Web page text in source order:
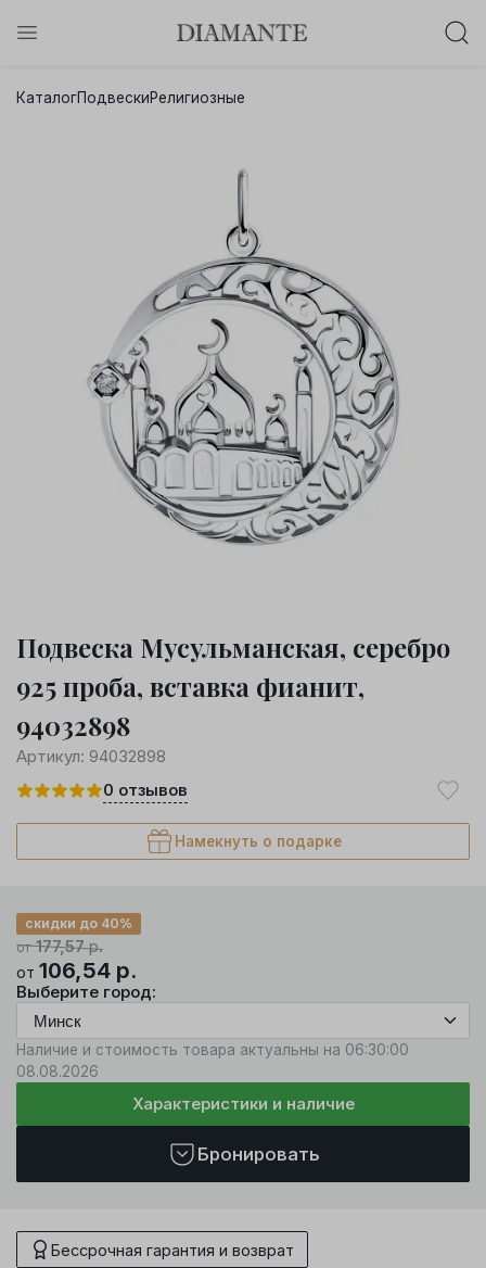
Осталось:
Хочу!
КаталогПодвескиРелигиозные
Подвеска Мусульманская, серебро
925 проба, вставка фианит,
94032898
Артикул: 94032898
0 отзывов
Намекнуть о подарке
от177,57р.
скидки до 40%
от 106,54 р.
Выберите город:
Наличие и стоимость товара актуальны на 06:30:00
08.08.2026
Характеристики и наличие
Бронировать
Бессрочная гарантия и возврат